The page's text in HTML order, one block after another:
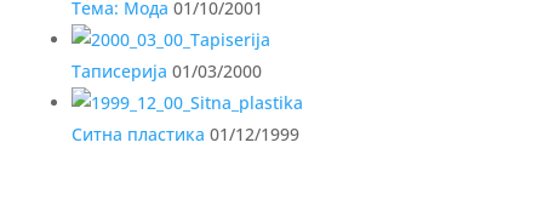
Тема: Мода 01/10/2001
Таписерија 01/03/2000
Ситна пластика 01/12/1999